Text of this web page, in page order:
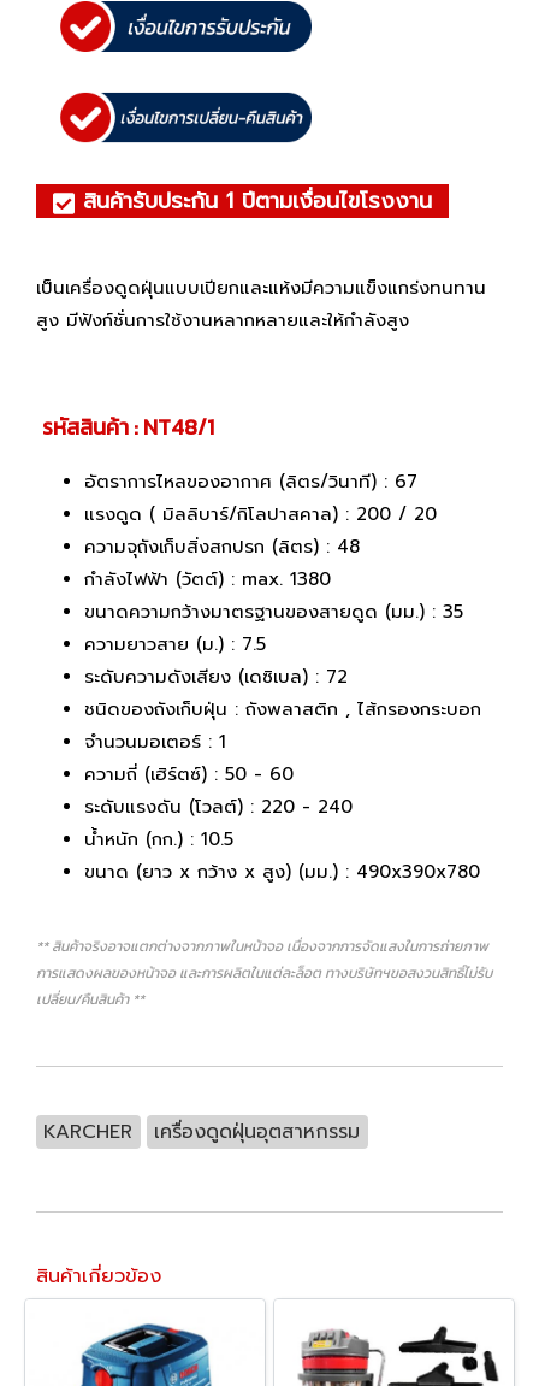
สินค้ารับประกัน 1 ปีตามเงื่อนไขโรงงาน
เป็นเครื่องดูดฝุ่นแบบเปียกและแห้งมีความแข็งแกร่งทนทาน
สูง มีฟังก์ชั่นการใช้งานหลากหลายและให้กำลังสูง
รหัสสินค้า : NT48/1
อัตราการไหลของอากาศ (ลิตร/วินาที) : 67
แรงดูด ( มิลลิบาร์/กิโลปาสคาล) : 200 / 20
ความจุถังเก็บสิ่งสกปรก (ลิตร) : 48
กำลังไฟฟ้า (วัตต์) : max. 1380
ขนาดความกว้างมาตรฐานของสายดูด (มม.) : 35
ความยาวสาย (ม.) : 7.5
ระดับความดังเสียง (เดซิเบล) : 72
ชนิดของถังเก็บฝุ่น : ถังพลาสติก , ไส้กรองกระบอก
จำนวนมอเตอร์ : 1
ความถี่ (เฮิร์ตซ์) : 50 - 60
ระดับแรงดัน (โวลต์) : 220 - 240
น้ำหนัก (กก.) : 10.5
ขนาด (ยาว x กว้าง x สูง) (มม.) : 490x390x780
** สินค้าจริงอาจแตกต่างจากภาพในหน้าจอ เนื่องจากการจัดแสงในการถ่ายภาพ
การแสดงผลของหน้าจอ และการผลิตในแต่ละล็อต ทางบริษัทฯขอสงวนสิทธิ์ไม่รับ
เปลี่ยน/คืนสินค้า **
KARCHER เครื่องดูดฝุ่นอุตสาหกรรม
สินค้าเกี่ยวข้อง